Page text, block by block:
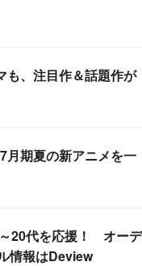
も、注目作＆話題作が
月期夏の新アニメを一
20代を応援！ オーデ
情報はDeview